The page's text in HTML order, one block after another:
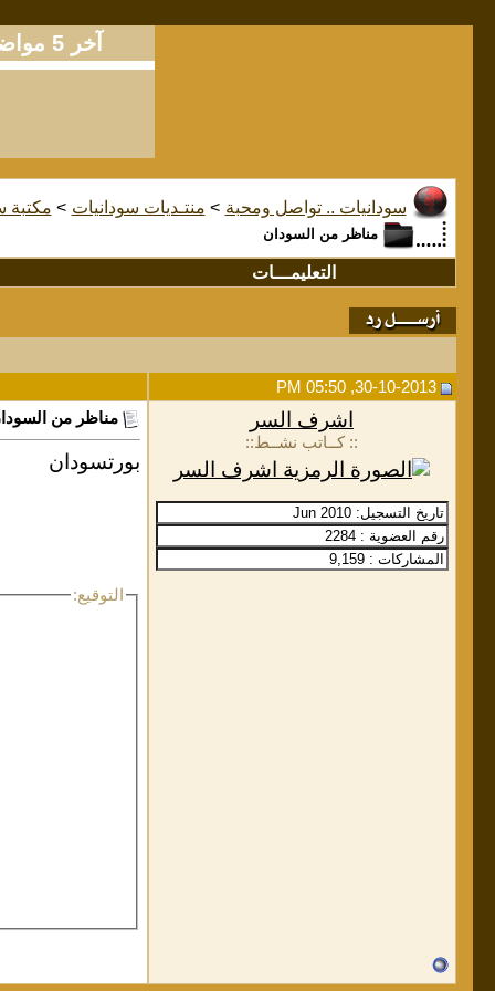
آخر 5 مواضيع
سودانيات .. تواصل ومحبة > منتـديات سودانيات > مكتبة
مناظر من السودان
التعليمـــات
30-10-2013, 05:50 PM
اشرف السر
:: كــاتب نشــط::
مناظر من
بورتسودان
التوقيع: